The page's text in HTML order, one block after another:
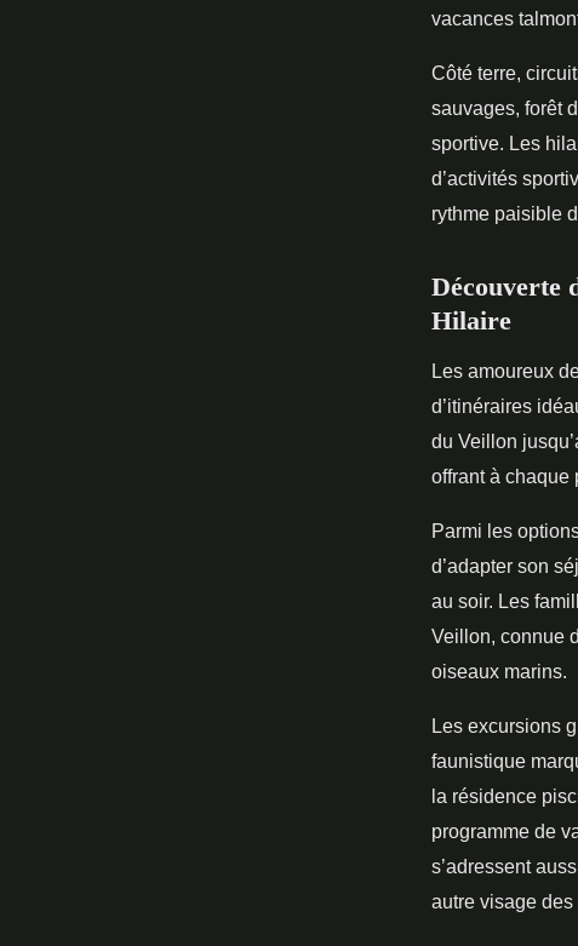
vacances
Côté terre,
sauvages, forêt
sportive. Les
d’activités
rythme paisible
Découverte
Hilaire
Les amoureux
d’itinéraires
du Veillon
offrant à chaque
Parmi les
d’adapter son
au soir. Les
Veillon, connue
oiseaux marins.
Les excursions
faunistique
la résidence
programme de
s’adressent
autre visage